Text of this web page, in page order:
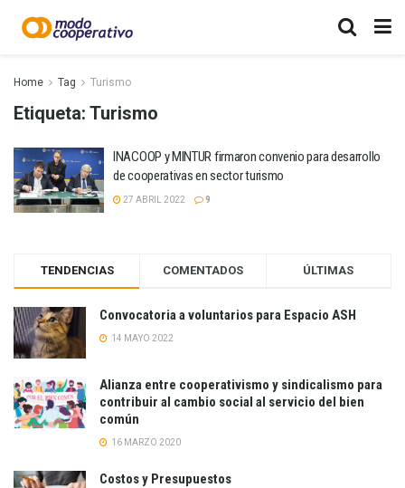
Home Tag Turismo
Etiqueta: Turismo
INACOOP y MINTUR firmaron convenio para desarrollo
de cooperativas en sector turismo
27 ABRIL 2022 9
TENDENCIAS COMENTADOS ÚLTIMAS
Convocatoria a voluntarios para Espacio ASH
14 MAYO 2022
Alianza entre cooperativismo y sindicalismo para
contribuir al cambio social al servicio del bien
común
16 MARZO 2020
Costos y Presupuestos